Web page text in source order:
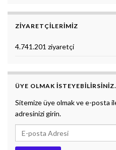
ZIYARETÇILERIMIZ
4.741.201 ziyaretçi
ÜYE OLMAK ISTEYEBILIRSINIZ.
Sitemize üye olmak ve e-posta
adresinizi girin.
E-posta Adresi